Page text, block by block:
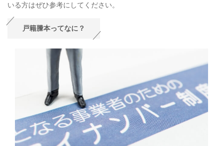
いる方はぜひ参考にしてください。
戸籍謄本ってなに？